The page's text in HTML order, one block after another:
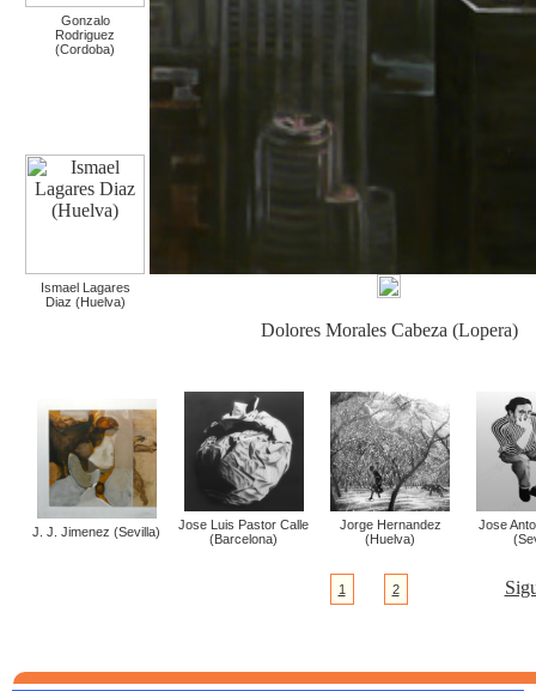
Dolores Morales Cabeza (Lopera)
Gonzalo
Rodriguez
(Cordoba)
Ismael Lagares
Diaz (Huelva)
J. J. Jimenez (Sevilla)
Jose Luis Pastor Calle
(Barcelona)
Jorge Hernandez
(Huelva)
Jose
1 2